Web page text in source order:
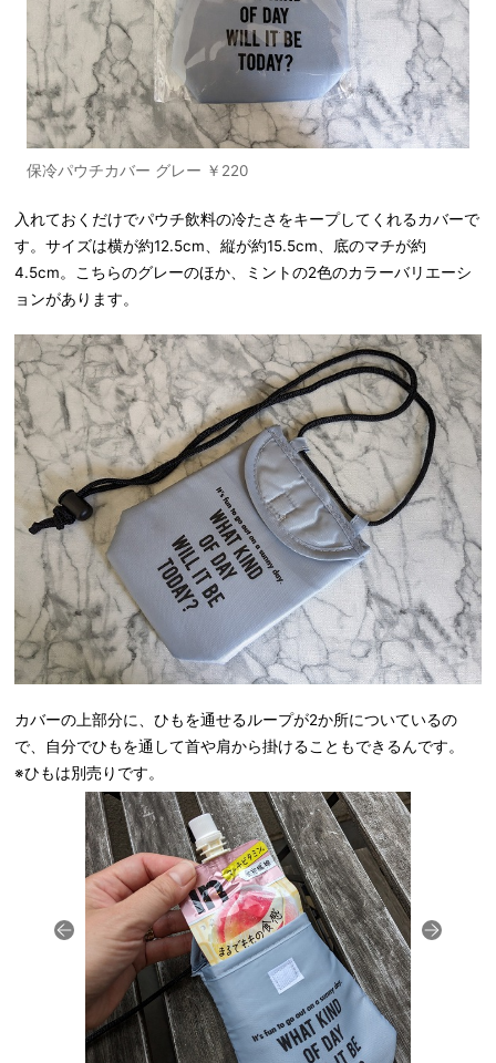
保冷パウチカバー グレー ￥220
入れておくだけでパウチ飲料の冷たさをキープしてくれるカバーで
す。サイズは横が約12.5cm、縦が約15.5cm、底のマチが約
4.5cm。こちらのグレーのほか、ミントの2色のカラーバリエーシ
ョンがあります。
カバーの上部分に、ひもを通せるループが2か所についているの
で、自分でひもを通して首や肩から掛けることもできるんです。
※ひもは別売りです。